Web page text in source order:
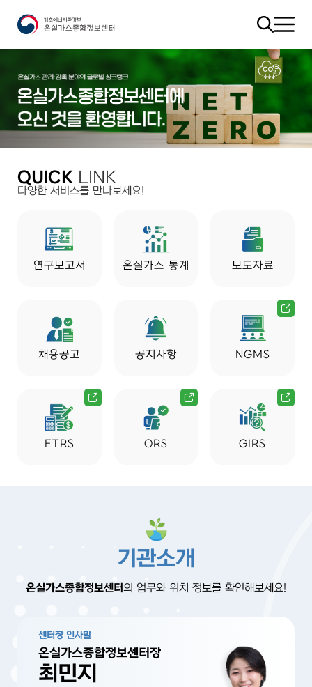
QUICKLINK
다양한 서비스를 만나보세요!
연구보고서 온실가스 통계 보도자료
채용공고 공지사항 NGMS
ETRS ORS GIRS
기관소개
온실가스종합정보센터의 업무와 위치 정보를 확인해보세요!
센터장 인사말
온실가스종합정보센터장
최민지